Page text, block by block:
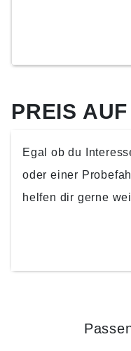
PREIS
Egal ob du
oder einer
helfen dir gerne